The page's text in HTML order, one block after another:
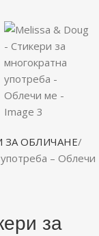
ЗА ОБЛИЧАНЕ
– Облечи
за